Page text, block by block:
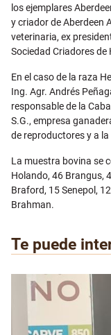
los ejemplares
y criador de Aberdeen
veterinaria, ex
Sociedad Criadores de
En el caso de la raza
Ing. Agr. Andrés
responsable de la
S.G., empresa
de reproductores y a
La muestra bovina se
Holando, 46 Brangus,
Braford, 15 Senepol,
Brahman.
Te puede